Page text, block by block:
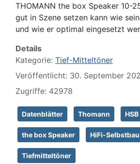
THOMANN the box Speaker 10-
gut in Szene setzen kann wie
und wie er optimal eingesetzt
Details
Kategorie: Tief-Mitteltöner
Veröffentlicht: 30. September
Zugriffe: 42978
Datenblätter Thomann HSB
the box Speaker HiFi-Selbstbau
Tiefmitteltöner